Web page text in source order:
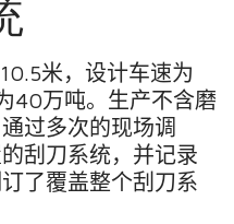
10.5米，设计车速为
40万吨。 生产不含磨
通过多次的现场调
刮刀系统，并记录
了覆盖整个刮刀系